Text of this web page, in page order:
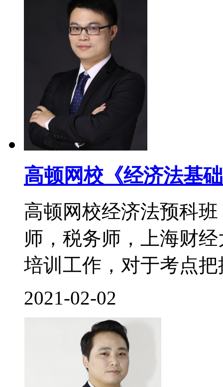
高顿网校《经济法基
高顿网校经济法预科
师，税务师，上海财
培训工作，对于考点
2021-02-02